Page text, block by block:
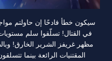
سيكون خطأ فادحًا إن حاولتم
في القتال! تسلّقوا سلم
مظهر غريفز الشرير الخارق!
المقتنيات الرائعة بينما